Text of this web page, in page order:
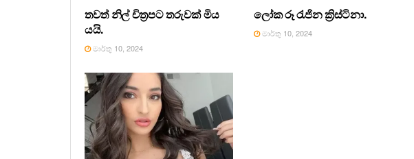
තවත් නිල් චිත්‍රපට තරුවක් මිය
යයි.
මාර්තු 10, 2024
ලෝක රූ රැජින ක්‍රිස්ටිනා.
මාර්තු 10, 2024